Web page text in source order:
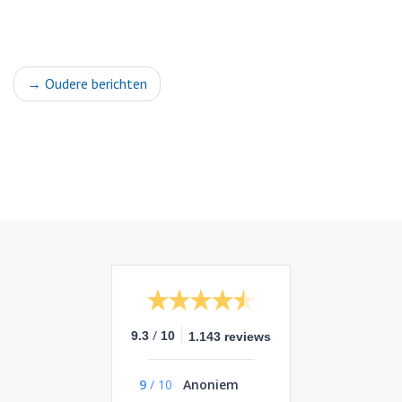
→ Oudere berichten
9.3 / 10 1.143 reviews
9 / 10
Anoniem